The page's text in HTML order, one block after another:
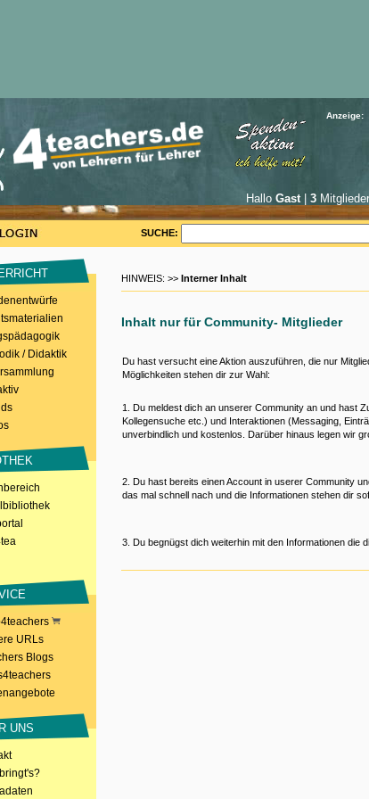
Anzeige:
Hallo Gast| 3
SUCHE:
/ Didaktik
URLs
Blogs
UNS
HINWEIS: >> Interner Inhalt
Inhalt nur für Community- Mitglieder
Du hast versucht eine Aktion auszuführen, die nur
Möglichkeiten stehen dir zur Wahl:
1. Du meldest dich an unserer Community an und hast
Kollegensuche etc.) und Interaktionen (Messaging,
unverbindlich und kostenlos. Darüber hinaus legen wir
2. Du hast bereits einen Account in userer Community
das mal schnell nach und die Informationen stehen dir
3. Du begnügst dich weiterhin mit den Informationen die